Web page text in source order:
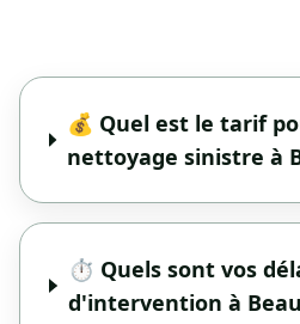
💰 Quel est le tarif
nettoyage sinistre à
⏱️ Quels sont vos
d'intervention à